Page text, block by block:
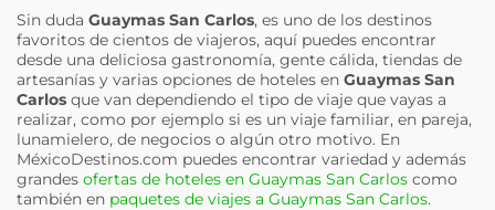
Sin duda Guaymas San Carlos, es uno de los destinos
favoritos de cientos de viajeros, aquí puedes encontrar
desde una deliciosa gastronomía, gente cálida, tiendas de
artesanías y varias opciones de hoteles en Guaymas San
Carlos que van dependiendo el tipo de viaje que vayas a
realizar, como por ejemplo si es un viaje familiar, en pareja,
lunamielero, de negocios o algún otro motivo. En
MéxicoDestinos.com puedes encontrar variedad y además
grandes ofertas de hoteles en Guaymas San Carlos como
también en paquetes de viajes a Guaymas San Carlos.